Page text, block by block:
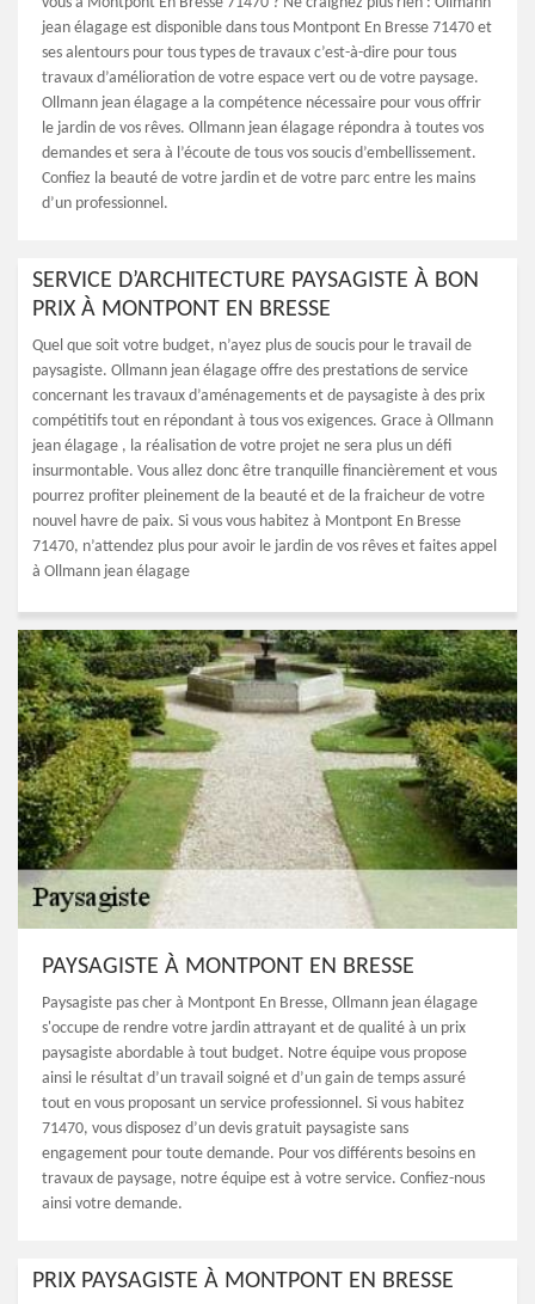
jean élagage est disponible dans tous Montpont En Bresse 71470 et
ses alentours pour tous types de travaux c’est-à-dire pour tous
travaux d’amélioration de votre espace vert ou de votre paysage.
Ollmann jean élagage a la compétence nécessaire pour vous offrir
le jardin de vos rêves. Ollmann jean élagage répondra à toutes vos
demandes et sera à l’écoute de tous vos soucis d’embellissement.
Confiez la beauté de votre jardin et de votre parc entre les mains
d’un professionnel.
SERVICE D’ARCHITECTURE PAYSAGISTE À BON
PRIX À MONTPONT EN BRESSE
Quel que soit votre budget, n’ayez plus de soucis pour le travail de
paysagiste. Ollmann jean élagage offre des prestations de service
concernant les travaux d’aménagements et de paysagiste à des prix
compétitifs tout en répondant à tous vos exigences. Grace à Ollmann
jean élagage , la réalisation de votre projet ne sera plus un défi
insurmontable. Vous allez donc être tranquille financièrement et vous
pourrez profiter pleinement de la beauté et de la fraicheur de votre
nouvel havre de paix. Si vous vous habitez à Montpont En Bresse
71470, n’attendez plus pour avoir le jardin de vos rêves et faites appel
à Ollmann jean élagage
PAYSAGISTE À MONTPONT EN BRESSE
Paysagiste pas cher à Montpont En Bresse, Ollmann jean élagage
s'occupe de rendre votre jardin attrayant et de qualité à un prix
paysagiste abordable à tout budget. Notre équipe vous propose
ainsi le résultat d’un travail soigné et d’un gain de temps assuré
tout en vous proposant un service professionnel. Si vous habitez
71470, vous disposez d’un devis gratuit paysagiste sans
engagement pour toute demande. Pour vos différents besoins en
travaux de paysage, notre équipe est à votre service. Confiez-nous
ainsi votre demande.
PRIX PAYSAGISTE À MONTPONT EN BRESSE